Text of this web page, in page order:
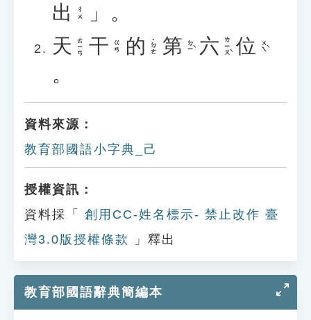
出 ㄔㄨ
」。
天 ㄊㄧㄢ 干 ㄍㄢ 的 ˙ㄉㄜ 第 ㄉㄧˋ 六 ㄌㄧㄡˋ 位 ㄨㄟˋ
。
資料來源：
教育部國語小字典_己
授權資訊：
資料採「
創用CC-姓名標示- 禁止改作 臺
灣3.0版授權條款
」釋出
教育部國語辭典簡編本